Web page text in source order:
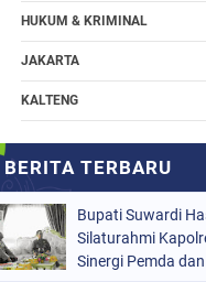
HUKUM & KRIMINAL
JAKARTA
KALTENG
MAKASSAR
ORGANISASI
PERISTIWA
Bupati Suwardi
Silaturahmi
Sinergi Pemda